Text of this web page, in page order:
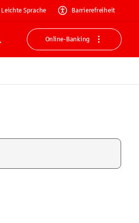
Leichte Sprache Barrierefreiheit
Suche
Online-Banking